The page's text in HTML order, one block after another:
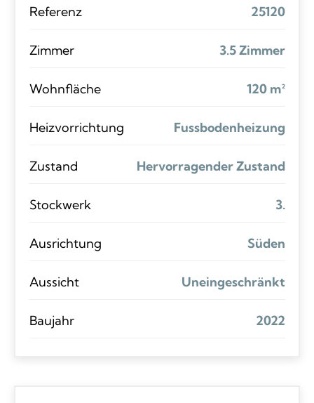
Referenz 25120
Zimmer 3.5 Zimmer
Wohnfläche 120 m²
Heizvorrichtung Fussbodenheizung
Zustand Hervorragender Zustand
Stockwerk 3.
Ausrichtung Süden
Aussicht Uneingeschränkt
Baujahr 2022